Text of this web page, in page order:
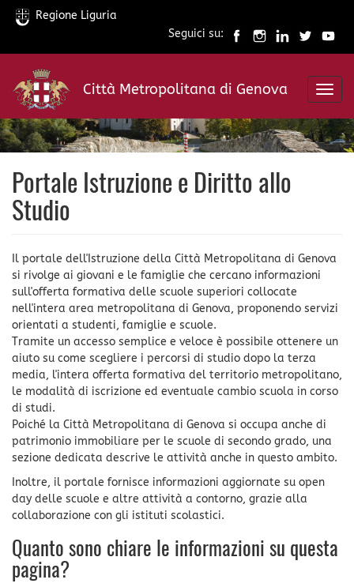
Salta
contenuto
principale
Regione Liguria
Seguici su:
Città Metropolitana di Genova
Portale Istruzione e Diritto allo
Studio
Il portale dell'Istruzione della Città Metropolitana di Genova
si rivolge ai giovani e le famiglie che cercano informazioni
sull'offerta formativa delle scuole superiori collocate
nell'intera area metropolitana di Genova, proponendo servizi
orientati a studenti, famiglie e scuole.
Tramite un accesso semplice e veloce è possibile ottenere un
aiuto su come scegliere i percorsi di studio dopo la terza
media, l'intera offerta formativa del territorio metropolitano,
le modalità di iscrizione ed eventuale cambio scuola in corso
di studi.
Poiché la Città Metropolitana di Genova si occupa anche di
patrimonio immobiliare per le scuole di secondo grado, una
sezione dedicata descrive le attività anche in questo ambito.
Inoltre, il portale fornisce informazioni aggiornate su open
day delle scuole e altre attività a contorno, grazie alla
collaborazione con gli istituti scolastici.
Quanto sono chiare le informazioni su questa
pagina?